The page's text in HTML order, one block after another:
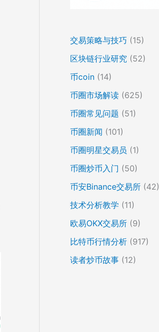
交易策略与技巧 (15)
区块链行业研究 (52)
币coin (14)
币圈市场解读 (625)
币圈常见问题 (51)
币圈新闻 (101)
币圈明星交易员 (1)
币圈炒币入门 (50)
币安Binance交易所 (42)
技术分析教学 (11)
欧易OKX交易所 (9)
比特币行情分析 (917)
读者炒币故事 (12)